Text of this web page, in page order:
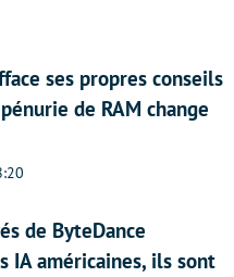
ses propres conseils
de RAM change
de ByteDance
IA américaines, ils sont